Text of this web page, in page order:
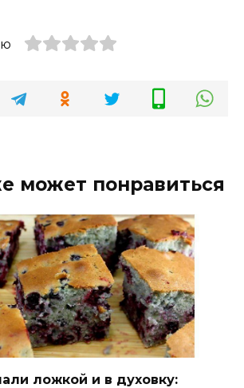
может понравиться
ложкой и в духовку: